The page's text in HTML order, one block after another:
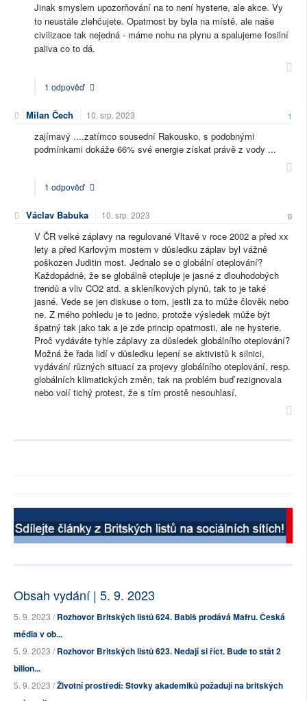
Jinak smyslem upozorňování na to není hysterie, ale akce. Vy
to neustále zlehčujete. Opatrnost by byla na místě, ale naše
civilizace tak nejedná - máme nohu na plynu a spalujeme fosilní
paliva co to dá.
1 odpověď
Milan Čech 10. srp. 2023 1
zajímavý ....zatímco sousední Rakousko, s podobnými
podmínkami dokáže 66% své energie získat právě z vody ...
1 odpověď
Václav Babuka 10. srp. 2023 0
V ČR velké záplavy na regulované Vltavě v roce 2002 a před xx
lety a před Karlovým mostem v důsledku záplav byl vážně
poškozen Juditin most. Jednalo se o globální oteplování?
Každopádně, že se globálně otepluje je jasné z dlouhodobých
trendů a vliv CO2 atd. a skleníkových plynů, tak to je také
jasné. Vede se jen diskuse o tom, jestli za to může člověk nebo
ne. Z mého pohledu je to jedno, protože výsledek může být
špatný tak jako tak a je zde princip opatrnosti, ale ne hysterie.
Proč vydáváte tyhle záplavy za důsledek globálního oteplování?
Možná že řada lidí v důsledku lepení se aktivistů k silnici,
vydávání různých situací za projevy globálního oteplování, resp.
globálních klimatických změn, tak na problém buď rezignovala
nebo volí tichý protest, že s tím prostě nesouhlasí.
Obsah vydání | 5. 9. 2023
5. 9. 2023 /Rozhovor Britských listů 624. Babiš prodává Mafru. Česká
média v ob...
5. 9. 2023 /Rozhovor Britských listů 623. Nedají si říct. Bude to stát 2
bilion...
5. 9. 2023 /Životní prostředí: Stovky akademiků požadují na britských